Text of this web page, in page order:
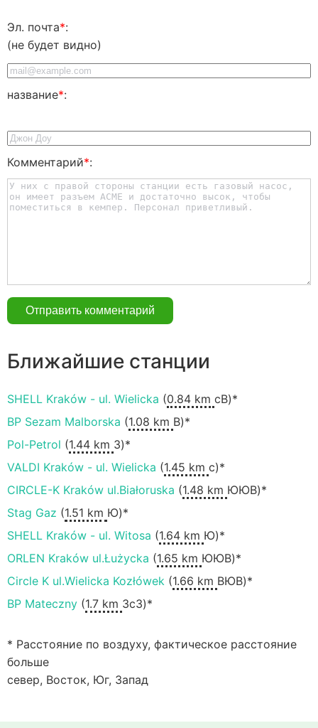
Эл. почта*:
(не будет видно)
название*:
Комментарий*:
Ближайшие станции
SHELL Kraków - ul. Wielicka (0.84 km сВ)*
BP Sezam Malborska (1.08 km В)*
Pol-Petrol (1.44 km З)*
VALDI Kraków - ul. Wielicka (1.45 km с)*
CIRCLE-K Kraków ul.Białoruska (1.48 km ЮЮВ)*
Stag Gaz (1.51 km Ю)*
SHELL Kraków - ul. Witosa (1.64 km Ю)*
ORLEN Kraków ul.Łużycka (1.65 km ЮЮВ)*
Circle K ul.Wielicka Kozłówek (1.66 km ВЮВ)*
BP Mateczny (1.7 km ЗсЗ)*
* Расстояние по воздуху, фактическое расстояние
больше
север, Восток, Юг, Запад